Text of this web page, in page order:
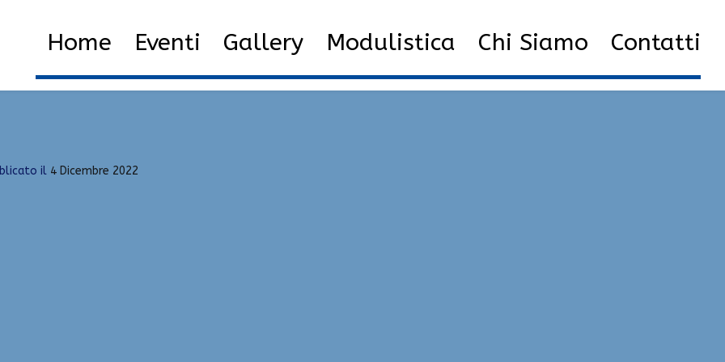
Home Eventi Gallery Modulistica Chi Siamo Contatti
tjenester | tone damli toppløs massasje vika oslo
il 4 Dicembre 2022